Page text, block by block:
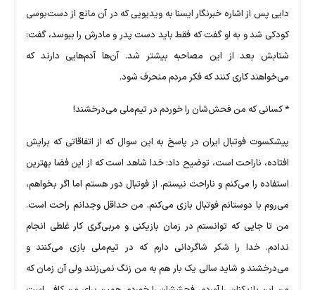
دایی پس از اشاره خبرنگار ایسنا به ویدیویی که در آن مانع از دست‌بوسی
کودکی شد و به او گفت که فقط باید دست پدر و مادرش را ببوسد، گفت:
شتابش بعد از این مصاحبه بیشتر شد. آن‌ها آدم‌هایی دارند که
می‌خواهند کاری کنند که فکر مردم منحرف شود.
* کسانی که من فحش‌شان را خوردم در تیم‌ملی می‌درخشند!
پیشکسوت فوتبال ایران در پاسخ به این سوال که از اتفاقاتی که برایش
افتاده، ناراحت است، توضیح داد: خدا شاهد است که از این فضا بهترین
استفاده را می‌کنم و ناراحت نیستم. از فوتبال دور هستم اما اگر بخواهم،
می‌روم با دوستانم فوتبال بازی می‌کنم. من حداقل وجدانم راحت است.
من تا جایی که توانستم در زمان بازیکنی و مربی‌گری کار غلطی انجام
ندادم. خدا را شکر شاگردانی دارم که در تیم‌ملی بازی می‌کنند و
می‌درخشند و شاید سالی یک بار هم به من زنگ نمی‌زنند ولی آن زمان که